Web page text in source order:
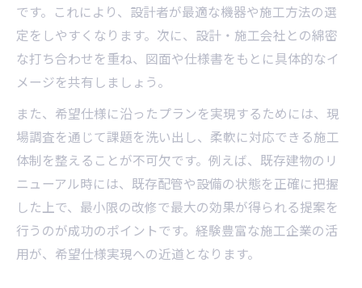
です。これにより、設計者が最適な機器や施工方法の選
定をしやすくなります。次に、設計・施工会社との綿密
な打ち合わせを重ね、図面や仕様書をもとに具体的なイ
メージを共有しましょう。
また、希望仕様に沿ったプランを実現するためには、現
場調査を通じて課題を洗い出し、柔軟に対応できる施工
体制を整えることが不可欠です。例えば、既存建物のリ
ニューアル時には、既存配管や設備の状態を正確に把握
した上で、最小限の改修で最大の効果が得られる提案を
行うのが成功のポイントです。経験豊富な施工企業の活
用が、希望仕様実現への近道となります。